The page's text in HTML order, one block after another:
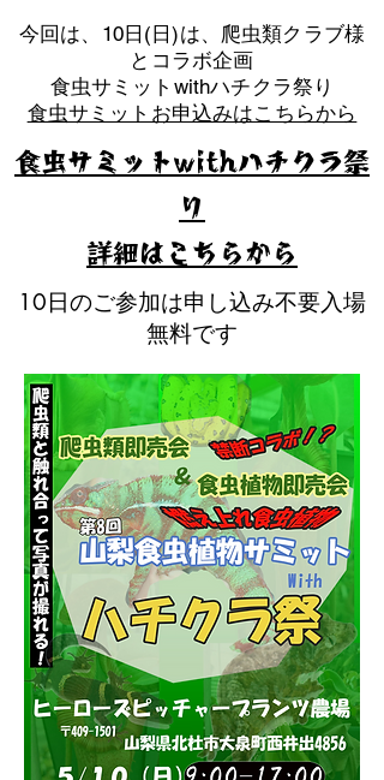
​今回は、10日(日)は、爬虫類クラブ様
とコラボ企画
​食虫サミットwithハチクラ祭り
食虫サミットお申込みはこちらから
10日のご参加は申し込み不要入場
無料です
食虫サミットwithハチクラ祭
り
​詳細はこちらから